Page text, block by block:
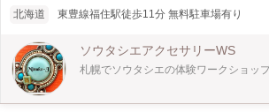
北海道 東豊線福住駅徒歩11分 無料駐車場有り
ソウタシエアクセサリーWS
札幌でソウタシエの体験ワークショッ